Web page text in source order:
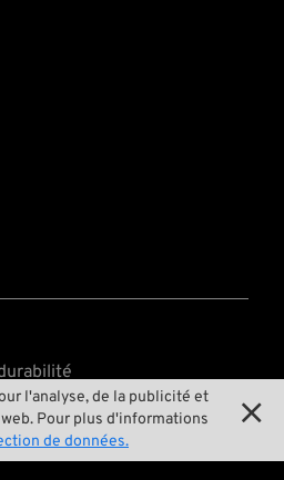
l'analyse, de la publicité et
Pour plus d'informations
de données.
